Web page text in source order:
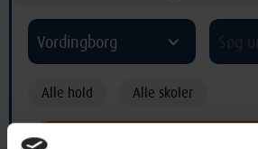
Vordingborg ^
Alle hold Alle skoler